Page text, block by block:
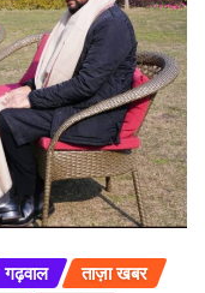
गढ़वाल
ताज़ा खबर